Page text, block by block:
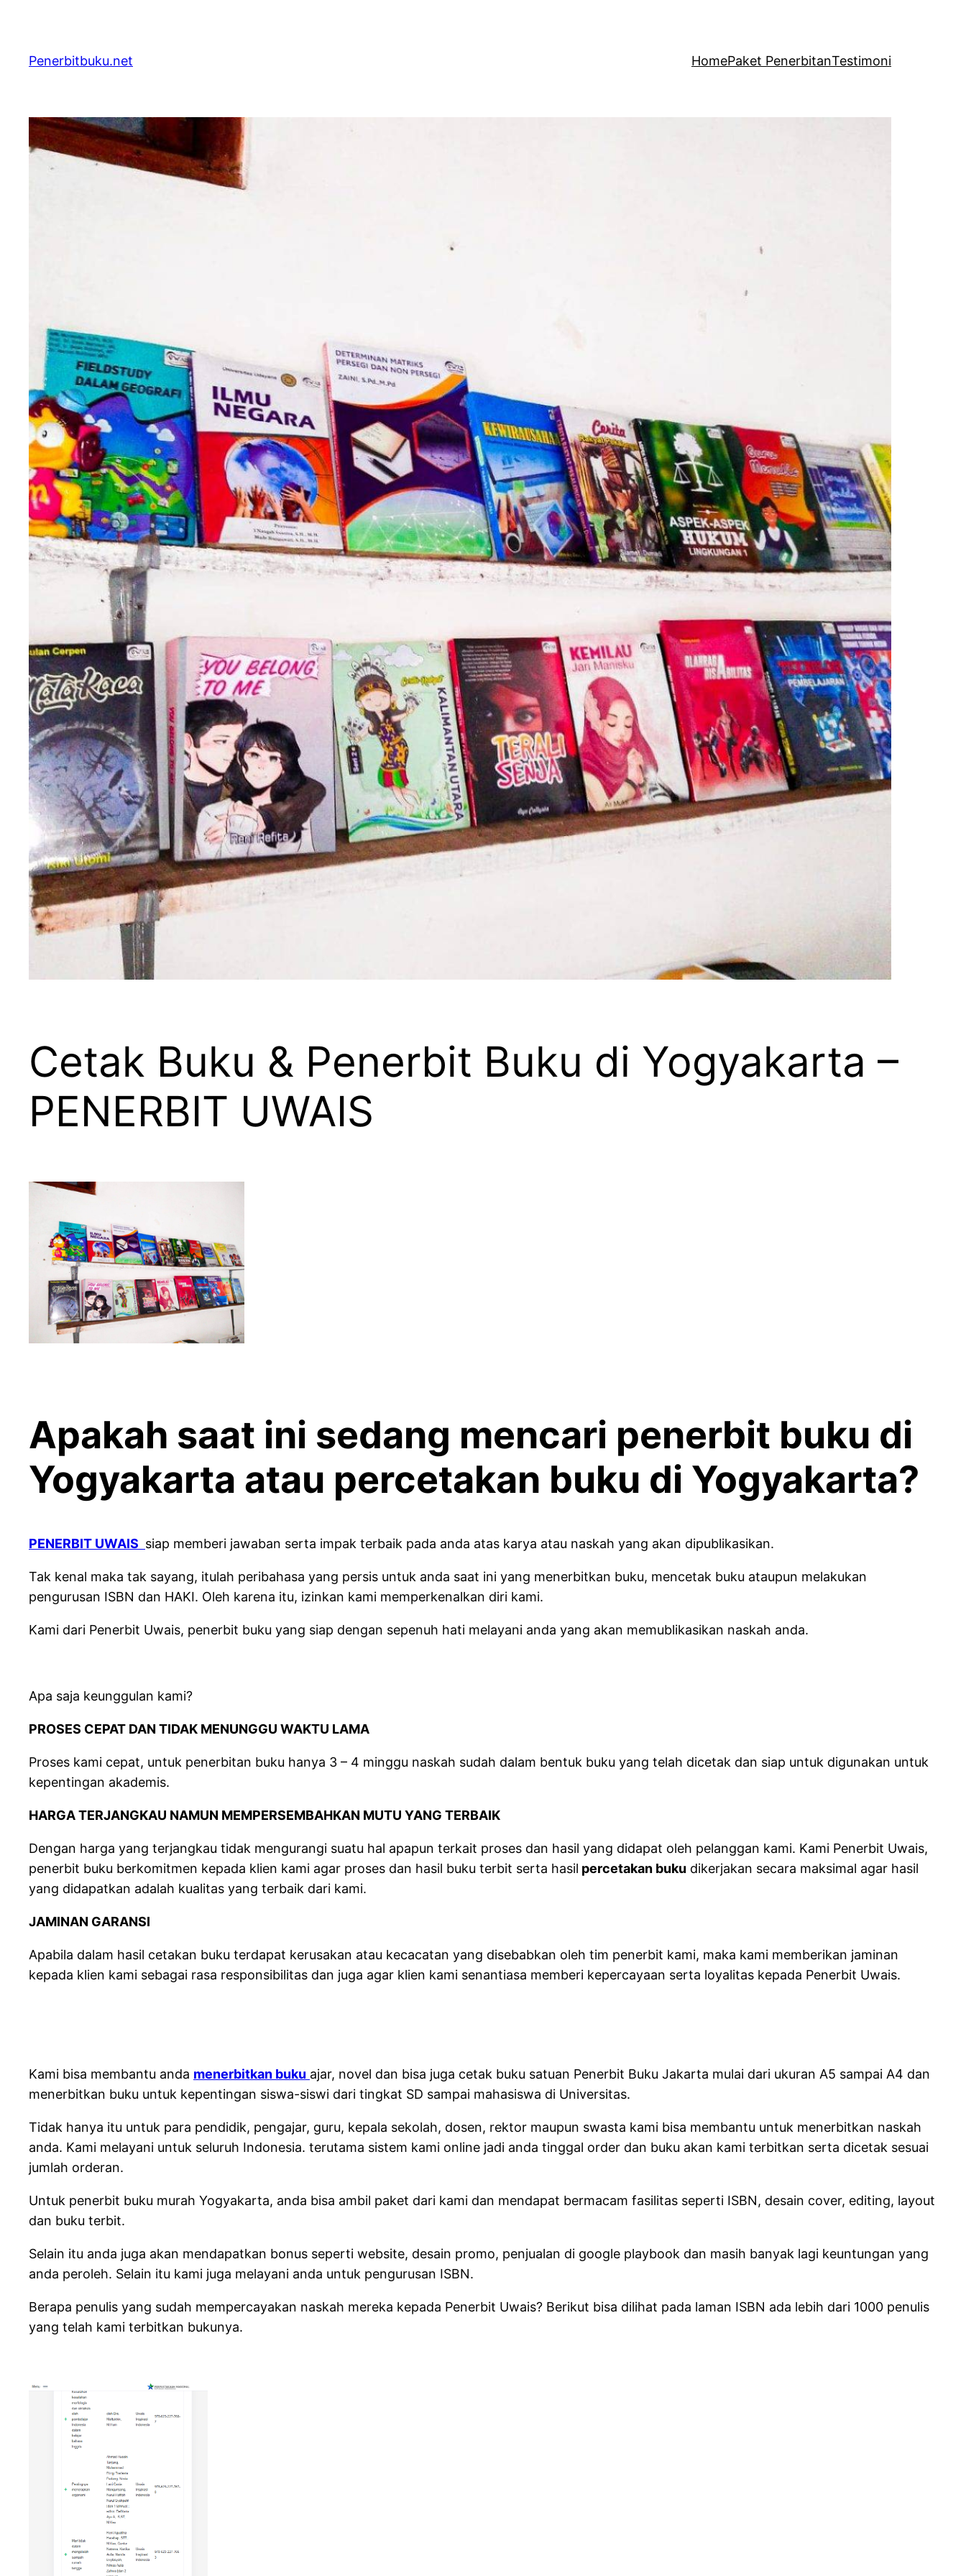
content
Penerbitbuku.net HomePaket PenerbitanTestimoni
Cetak Buku & Penerbit Buku di Yogyakarta –
PENERBIT UWAIS
Apakah saat ini sedang mencari penerbit buku di
Yogyakarta atau percetakan buku di Yogyakarta?
PENERBIT UWAIS siap memberi jawaban serta impak terbaik pada anda atas karya atau naskah yang akan dipublikasikan.
Tak kenal maka tak sayang, itulah peribahasa yang persis untuk anda saat ini yang menerbitkan buku, mencetak buku ataupun melakukan
pengurusan ISBN dan HAKI. Oleh karena itu, izinkan kami memperkenalkan diri kami.
Kami dari Penerbit Uwais, penerbit buku yang siap dengan sepenuh hati melayani anda yang akan memublikasikan naskah anda.
Apa saja keunggulan kami?
PROSES CEPAT DAN TIDAK MENUNGGU WAKTU LAMA
Proses kami cepat, untuk penerbitan buku hanya 3 – 4 minggu naskah sudah dalam bentuk buku yang telah dicetak dan siap untuk digunakan untuk
kepentingan akademis.
HARGA TERJANGKAU NAMUN MEMPERSEMBAHKAN MUTU YANG TERBAIK
Dengan harga yang terjangkau tidak mengurangi suatu hal apapun terkait proses dan hasil yang didapat oleh pelanggan kami. Kami Penerbit Uwais,
penerbit buku berkomitmen kepada klien kami agar proses dan hasil buku terbit serta hasil percetakan buku dikerjakan secara maksimal agar hasil
yang didapatkan adalah kualitas yang terbaik dari kami.
JAMINAN GARANSI
Apabila dalam hasil cetakan buku terdapat kerusakan atau kecacatan yang disebabkan oleh tim penerbit kami, maka kami memberikan jaminan
kepada klien kami sebagai rasa responsibilitas dan juga agar klien kami senantiasa memberi kepercayaan serta loyalitas kepada Penerbit Uwais.
Kami bisa membantu anda menerbitkan buku ajar, novel dan bisa juga cetak buku satuan Penerbit Buku Jakarta mulai dari ukuran A5 sampai A4 dan
menerbitkan buku untuk kepentingan siswa-siswi dari tingkat SD sampai mahasiswa di Universitas.
Tidak hanya itu untuk para pendidik, pengajar, guru, kepala sekolah, dosen, rektor maupun swasta kami bisa membantu untuk menerbitkan naskah
anda. Kami melayani untuk seluruh Indonesia. terutama sistem kami online jadi anda tinggal order dan buku akan kami terbitkan serta dicetak sesuai
jumlah orderan.
Untuk penerbit buku murah Yogyakarta, anda bisa ambil paket dari kami dan mendapat bermacam fasilitas seperti ISBN, desain cover, editing, layout
dan buku terbit.
Selain itu anda juga akan mendapatkan bonus seperti website, desain promo, penjualan di google playbook dan masih banyak lagi keuntungan yang
anda peroleh. Selain itu kami juga melayani anda untuk pengurusan ISBN.
Berapa penulis yang sudah mempercayakan naskah mereka kepada Penerbit Uwais? Berikut bisa dilihat pada laman ISBN ada lebih dari 1000 penulis
yang telah kami terbitkan bukunya.